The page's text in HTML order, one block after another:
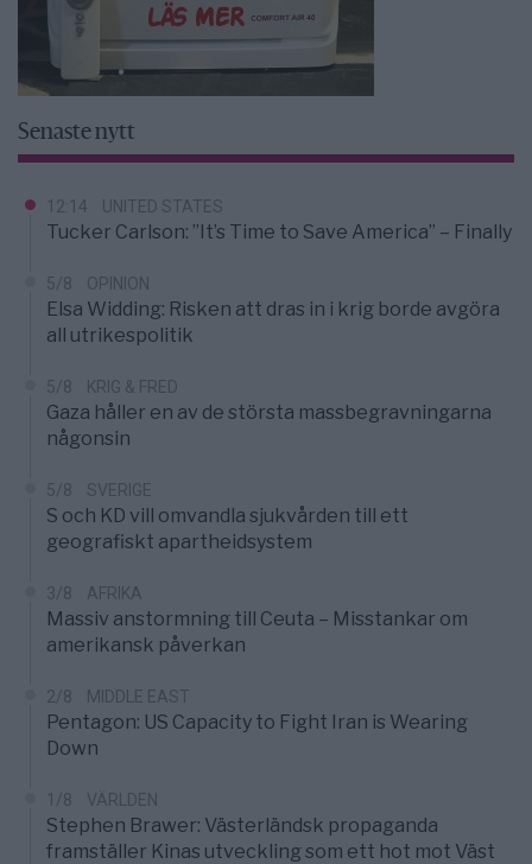
Senaste nytt
12:14 UNITED STATES
Tucker Carlson: ”It’s Time to Save America” – Finally
5/8 OPINION
Elsa Widding: Risken att dras in i krig borde avgöra
all utrikespolitik
5/8 KRIG & FRED
Gaza håller en av de största massbegravningarna
någonsin
5/8 SVERIGE
S och KD vill omvandla sjukvården till ett
geografiskt apartheidsystem
3/8 AFRIKA
Massiv anstormning till Ceuta – Misstankar om
amerikansk påverkan
2/8 MIDDLE EAST
Pentagon: US Capacity to Fight Iran is Wearing
Down
1/8 VÄRLDEN
Stephen Brawer: Västerländsk propaganda
framställer Kinas utveckling som ett hot mot Väst